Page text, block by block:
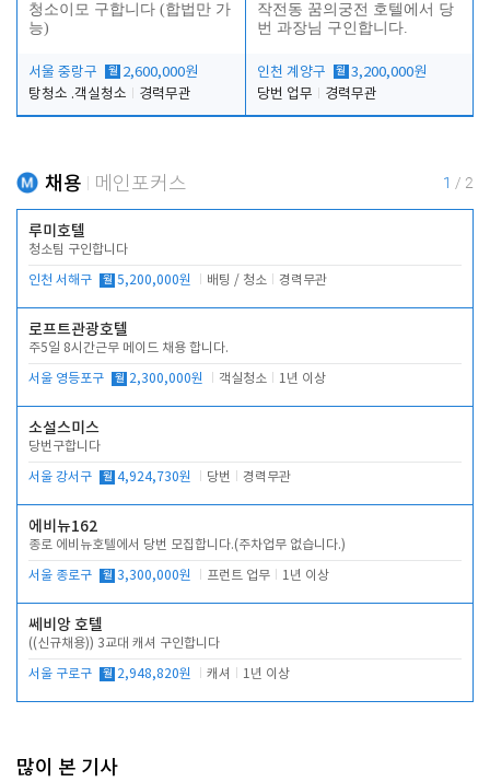
청소이모 구합니다 (합법만 가
능)
서울 중랑구 월 2,600,000원
탕청소 .객실청소
경력무관
작전동 꿈의궁전 호텔에서 당
번 과장님 구인합니다.
인천 계양구 월 3,200,000원
당번 업무
경력무관
채용 메인포커스 1 / 2
루미호텔
청소팀 구인합니다
인천 서해구 월 5,200,000원 배팅 / 청소 경력무관
로프트관광호텔
주5일 8시간근무 메이드 채용 합니다.
서울 영등포구 월 2,300,000원 객실청소 1년 이상
소설스미스
당번구합니다
서울 강서구 월 4,924,730원 당번 경력무관
에비뉴162
종로 에비뉴호텔에서 당번 모집합니다.(주차업무 없습니다.)
서울 종로구 월 3,300,000원 프런트 업무 1년 이상
쎄비앙 호텔
((신규채용)) 3교대 캐셔 구인합니다
서울 구로구 월 2,948,820원 캐셔 1년 이상
많이 본 기사